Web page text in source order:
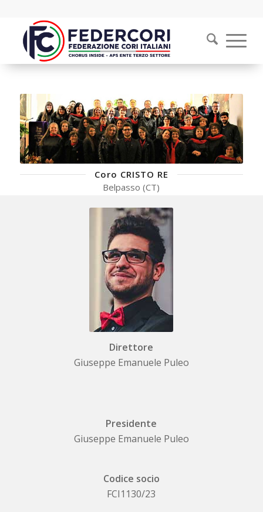
Coro CRISTO RE
Belpasso (CT)
Direttore
Giuseppe Emanuele Puleo
Presidente
Giuseppe Emanuele Puleo
Codice socio
FCI1130/23